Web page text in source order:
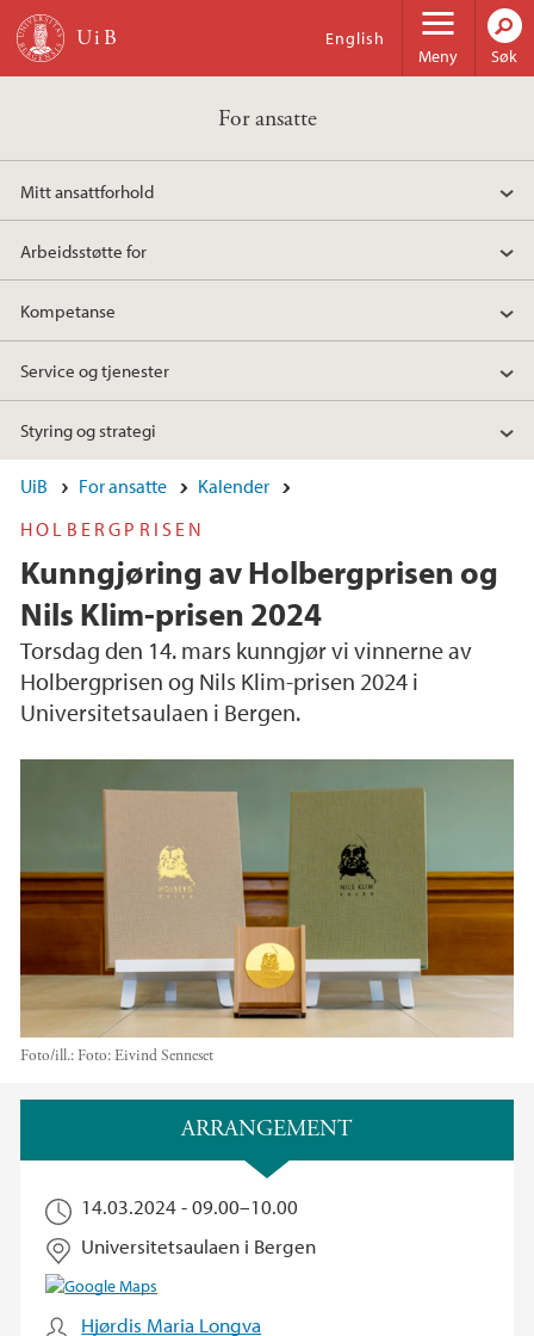
Hopp til hovedinnhold
Meny
English
Søk
For ansatte
Mitt ansattforhold
Arbeidsstøtte for
Kompetanse
Service og tjenester
Styring og strategi
UiB For ansatte
Kalender
HOLBERGPRISEN
Kunngjøring av Holbergprisen og
Nils Klim-prisen 2024
Torsdag den 14. mars kunngjør vi vinnerne av
Holbergprisen og Nils Klim-prisen 2024 i
Universitetsaulaen i Bergen.
Foto/ill.: Foto: Eivind Senneset
ARRANGEMENT
14.03.2024 -09.00–10.00
Universitetsaulaen i Bergen
Hjørdis Maria Longva